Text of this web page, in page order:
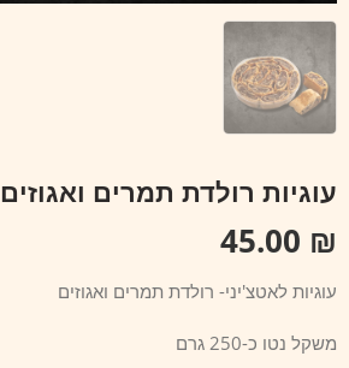
עוגיות רולדת תמרים ואגוזים
₪
עוגיות לאטצ'יני- רולדת תמרים ואגוזים
משקל נטו כ-250 גרם